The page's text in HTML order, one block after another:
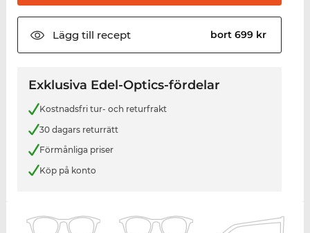
Lägg till recept bort 699 kr
Exklusiva Edel-Optics-fördelar
Kostnadsfri tur- och returfrakt
30 dagars returrätt
Förmånliga priser
Köp på konto